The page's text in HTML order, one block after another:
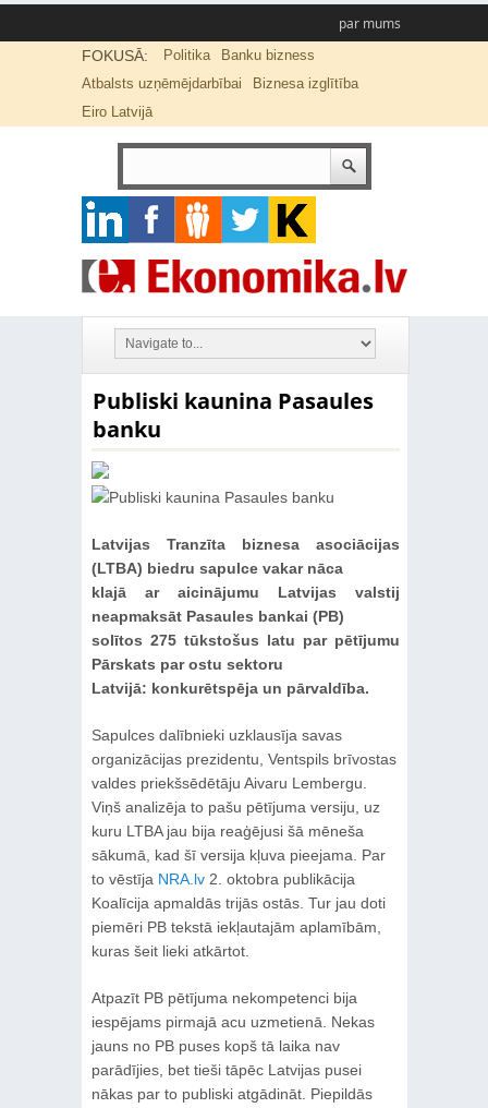
par mums
FOKUSĀ: Politika
Banku bizness
Atbalsts uzņēmējdarbībai
Biznesa izglītība
Eiro Latvijā
Publiski kaunina Pasaules
banku
Latvijas Tranzīta biznesa asociācijas
(LTBA) biedru sapulce vakar nāca
klajā ar aicinājumu Latvijas valstij
neapmaksāt Pasaules bankai (PB)
solītos 275 tūkstošus latu par pētījumu
Pārskats par ostu sektoru
Latvijā: konkurētspēja un pārvaldība.
Sapulces dalībnieki uzklausīja savas
organizācijas prezidentu, Ventspils brīvostas
valdes priekšsēdētāju Aivaru Lembergu.
Viņš analizēja to pašu pētījuma versiju, uz
kuru LTBA jau bija reaģējusi šā mēneša
sākumā, kad šī versija kļuva pieejama. Par
to vēstīja NRA.lv2. oktobra publikācija
Koalīcija apmaldās trijās ostās. Tur jau doti
piemēri PB tekstā iekļautajām aplamībām,
kuras šeit lieki atkārtot.
Atpazīt PB pētījuma nekompetenci bija
iespējams pirmajā acu uzmetienā. Nekas
jauns no PB puses kopš tā laika nav
parādījies, bet tieši tāpēc Latvijas pusei
nākas par to publiski atgādināt. Piepildās